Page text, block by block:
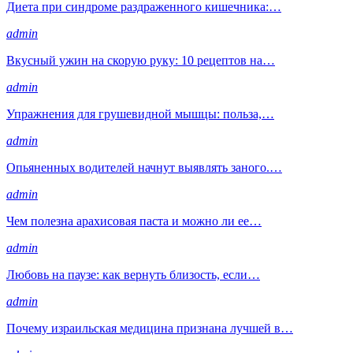
Диета при синдроме раздраженного кишечника:…
admin
Вкусный ужин на скорую руку: 10 рецептов на…
admin
Упражнения для грушевидной мышцы: польза,…
admin
Опьяненных водителей начнут выявлять заного.…
admin
Чем полезна арахисовая паста и можно ли ее…
admin
Любовь на паузе: как вернуть близость, если…
admin
Почему израильская медицина признана лучшей в…